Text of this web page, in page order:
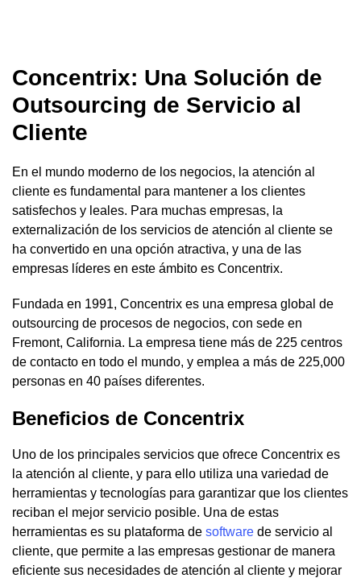
Concentrix: Una Solución de
Outsourcing de Servicio al
Cliente
En el mundo moderno de los negocios, la atención al
cliente es fundamental para mantener a los clientes
satisfechos y leales. Para muchas empresas, la
externalización de los servicios de atención al cliente se
ha convertido en una opción atractiva, y una de las
empresas líderes en este ámbito es Concentrix.
Fundada en 1991, Concentrix es una empresa global de
outsourcing de procesos de negocios, con sede en
Fremont, California. La empresa tiene más de 225 centros
de contacto en todo el mundo, y emplea a más de 225,000
personas en 40 países diferentes.
Beneficios de Concentrix
Uno de los principales servicios que ofrece Concentrix es
la atención al cliente, y para ello utiliza una variedad de
herramientas y tecnologías para garantizar que los clientes
reciban el mejor servicio posible. Una de estas
herramientas es su plataforma de software de servicio al
cliente, que permite a las empresas gestionar de manera
eficiente sus necesidades de atención al cliente y mejorar